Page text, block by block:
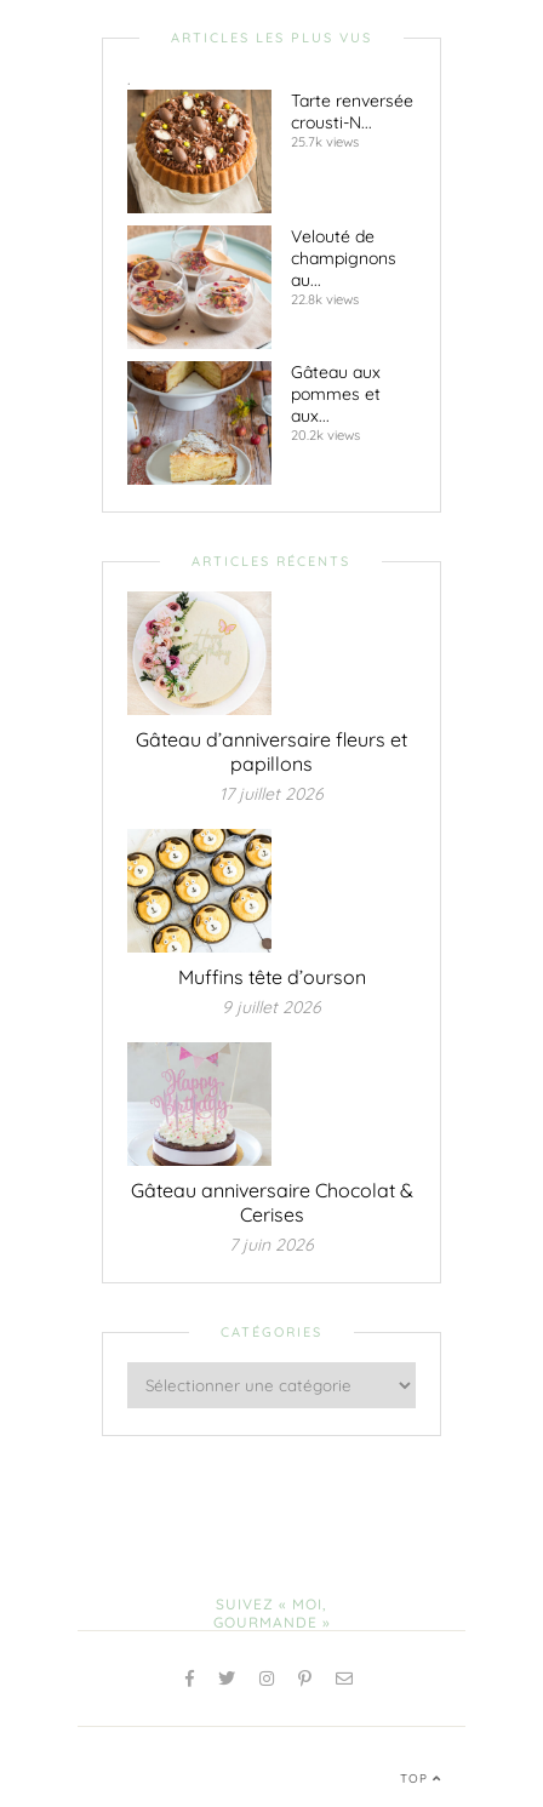
ARTICLES LES PLUS VUS
.
Tarte renversée
crousti-N...
25.7k views
Velouté de
champignons
au...
22.8k views
Gâteau aux
pommes et
aux...
20.2k views
ARTICLES RÉCENTS
Gâteau d’anniversaire fleurs et
papillons
17 juillet 2026
Muffins tête d’ourson
9 juillet 2026
Gâteau anniversaire Chocolat &
Cerises
7 juin 2026
CATÉGORIES
SUIVEZ « MOI,
GOURMANDE »
TOP